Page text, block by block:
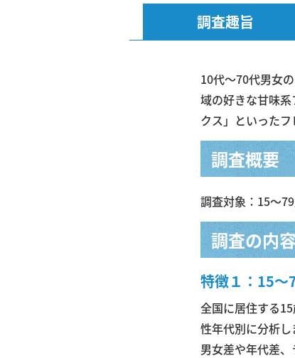
調査趣旨
10代～70代男女
域の好きな甘味
クス」といったフ
調査概要
調査対象：15〜
調査の内容
特徴１：15～
全国に居住する
性年代別に分析し
男女差や年代差、